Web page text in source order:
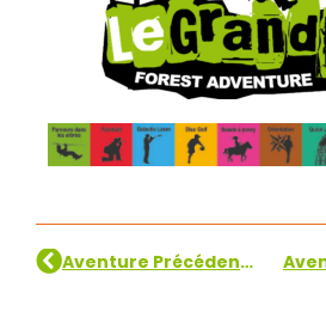
Aventure Précédente